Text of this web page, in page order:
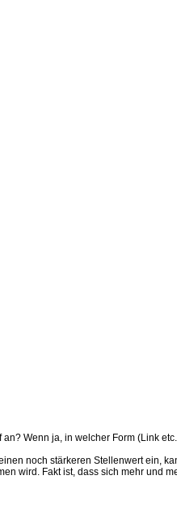
Wenn ja, in welcher Form (Link
noch stärkeren Stellenwert ein,
wird. Fakt ist, dass sich mehr und